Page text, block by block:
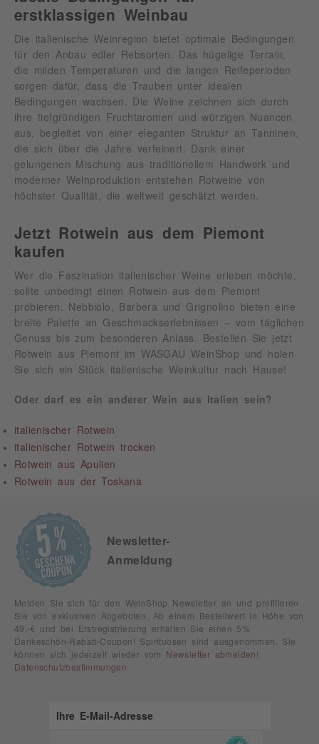
erstklassigen Weinbau
Die italienische Weinregion bietet optimale Bedingungen
für den Anbau edler Rebsorten. Das hügelige Terrain,
die milden Temperaturen und die langen Reifeperioden
sorgen dafür, dass die Trauben unter idealen
Bedingungen wachsen. Die Weine zeichnen sich durch
ihre tiefgründigen Fruchtaromen und würzigen Nuancen
aus, begleitet von einer eleganten Struktur an Tanninen,
die sich über die Jahre verfeinert. Dank einer
gelungenen Mischung aus traditionellem Handwerk und
moderner Weinproduktion entstehen Rotweine von
höchster Qualität, die weltweit geschätzt werden.
Jetzt Rotwein aus dem Piemont
kaufen
Wer die Faszination italienischer Weine erleben möchte,
sollte unbedingt einen Rotwein aus dem Piemont
probieren. Nebbiolo, Barbera und Grignolino bieten eine
breite Palette an Geschmackserlebnissen – vom täglichen
Genuss bis zum besonderen Anlass. Bestellen Sie jetzt
Rotwein aus Piemont im WASGAU WeinShop und holen
Sie sich ein Stück italienische Weinkultur nach Hause!
Oder darf es ein anderer Wein aus Italien sein?
italienischer Rotwein
italienischer Rotwein trocken
Rotwein aus Apulien
Rotwein aus der Toskana
Newsletter-
Anmeldung
Melden Sie sich für den WeinShop Newsletter an und profitieren
Sie von exklusiven Angeboten. Ab einem Bestellwert in Höhe von
49,-€ und bei Erstregistrierung erhalten Sie einen 5%
Dankeschön-Rabatt-Coupon! Spirituosen sind ausgenommen. Sie
können sich jederzeit wieder vom
Newsletter abmelden !
Datenschutzbestimmungen